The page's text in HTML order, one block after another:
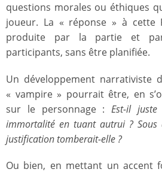
questions morales ou éthiques
joueur. La « réponse » à cette
produite par la partie et
participants, sans être planifiée.
Un développement narrativiste
« vampire » pourrait être, en
sur le personnage : Est-il juste
immortalité en tuant autrui ? Sous
justification tomberait-elle ?
Ou bien, en mettant un accent